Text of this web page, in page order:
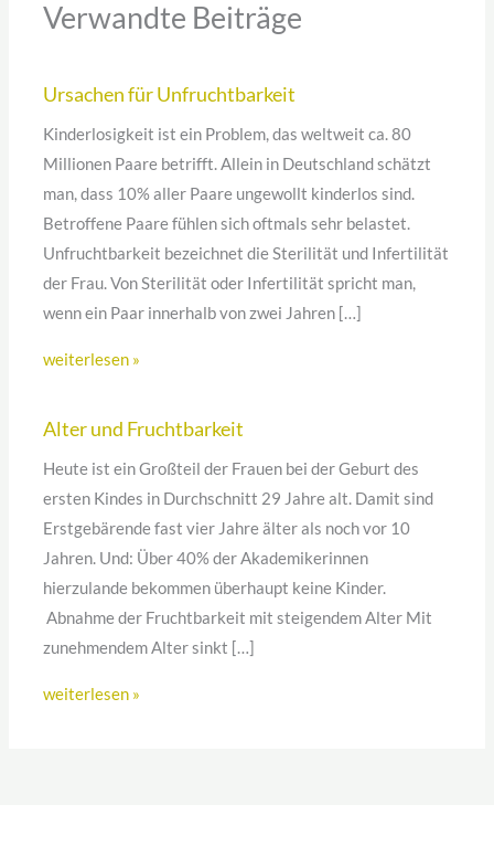
Verwandte Beiträge
Ursachen für Unfruchtbarkeit
Kinderlosigkeit ist ein Problem, das weltweit ca. 80
Millionen Paare betrifft. Allein in Deutschland schätzt
man, dass 10% aller Paare ungewollt kinderlos sind.
Betroffene Paare fühlen sich oftmals sehr belastet.
Unfruchtbarkeit bezeichnet die Sterilität und Infertilität
der Frau. Von Sterilität oder Infertilität spricht man,
wenn ein Paar innerhalb von zwei Jahren […]
weiterlesen »
Alter und Fruchtbarkeit
Heute ist ein Großteil der Frauen bei der Geburt des
ersten Kindes in Durchschnitt 29 Jahre alt. Damit sind
Erstgebärende fast vier Jahre älter als noch vor 10
Jahren. Und: Über 40% der Akademikerinnen
hierzulande bekommen überhaupt keine Kinder.
Abnahme der Fruchtbarkeit mit steigendem Alter Mit
zunehmendem Alter sinkt […]
weiterlesen »